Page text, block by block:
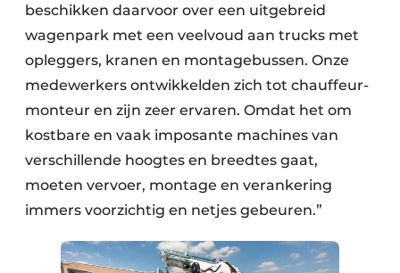
beschikken daarvoor over een uitgebreid
wagenpark met een veelvoud aan trucks met
opleggers, kranen en montagebussen. Onze
medewerkers ontwikkelden zich tot chauffeur-
monteur en zijn zeer ervaren. Omdat het om
kostbare en vaak imposante machines van
verschillende hoogtes en breedtes gaat,
moeten vervoer, montage en verankering
immers voorzichtig en netjes gebeuren.”